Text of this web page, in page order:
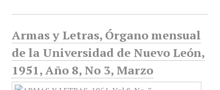
Armas y Letras, Órgano mensual
de la Universidad de Nuevo León,
1951, Año 8, No 3, Marzo